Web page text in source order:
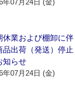
年07月24日 (金)
休業および棚卸に伴
品出荷（発送）停止
知らせ
年07月24日 (金)